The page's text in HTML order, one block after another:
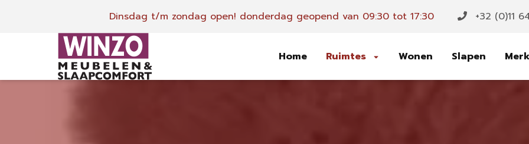
Dinsdag t/m zondag open! donderdag geopend van 09:30 tot 17:30 +32 (0)11
Home Ruimtes Wonen Slapen